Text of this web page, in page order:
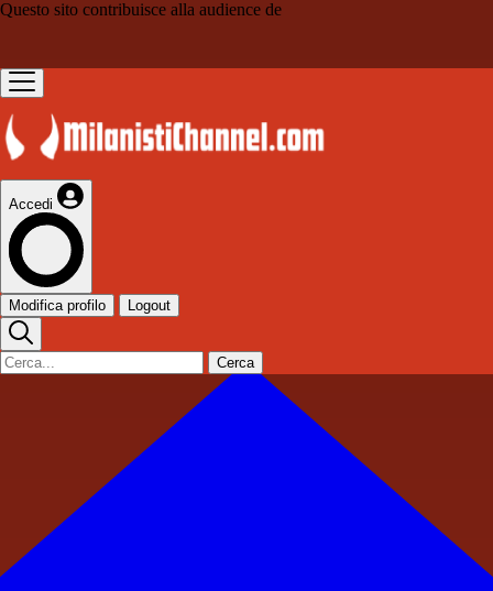
Questo sito contribuisce alla audience de
Accedi
Modifica profilo Logout
Cerca